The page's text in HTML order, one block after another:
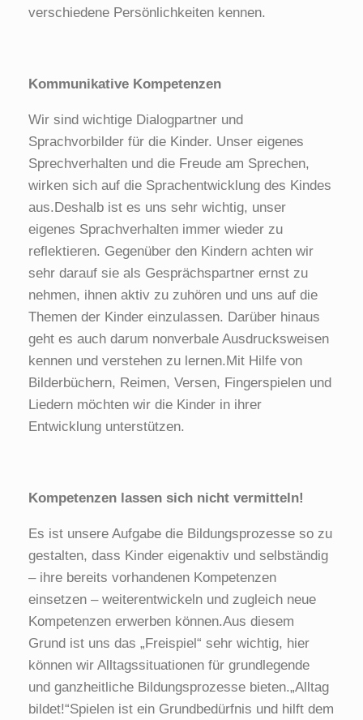
verschiedene Persönlichkeiten kennen.
Kommunikative Kompetenzen
Wir sind wichtige Dialogpartner und
Sprachvorbilder für die Kinder. Unser eigenes
Sprechverhalten und die Freude am Sprechen,
wirken sich auf die Sprachentwicklung des Kindes
aus.Deshalb ist es uns sehr wichtig, unser
eigenes Sprachverhalten immer wieder zu
reflektieren. Gegenüber den Kindern achten wir
sehr darauf sie als Gesprächspartner ernst zu
nehmen, ihnen aktiv zu zuhören und uns auf die
Themen der Kinder einzulassen. Darüber hinaus
geht es auch darum nonverbale Ausdrucksweisen
kennen und verstehen zu lernen.Mit Hilfe von
Bilderbüchern, Reimen, Versen, Fingerspielen und
Liedern möchten wir die Kinder in ihrer
Entwicklung unterstützen.
Kompetenzen lassen sich nicht vermitteln!
Es ist unsere Aufgabe die Bildungsprozesse so zu
gestalten, dass Kinder eigenaktiv und selbständig
– ihre bereits vorhandenen Kompetenzen
einsetzen – weiterentwickeln und zugleich neue
Kompetenzen erwerben können.Aus diesem
Grund ist uns das „Freispiel“ sehr wichtig, hier
können wir Alltagssituationen für grundlegende
und ganzheitliche Bildungsprozesse bieten.„Alltag
bildet!“Spielen ist ein Grundbedürfnis und hilft dem